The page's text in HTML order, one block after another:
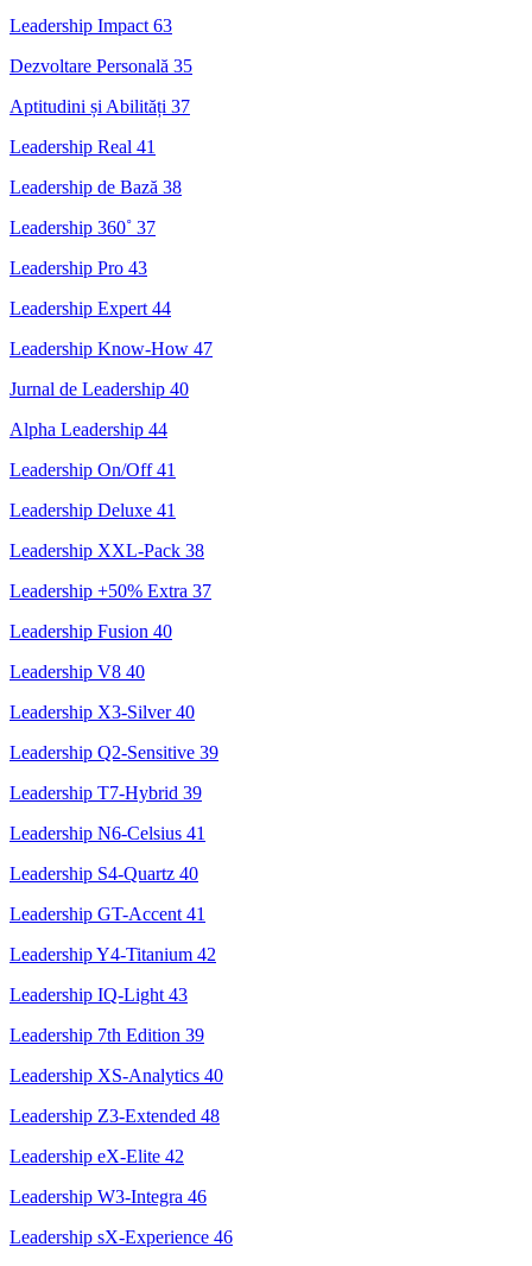
Leadership Impact 63
Dezvoltare Personală 35
Aptitudini și Abilități 37
Leadership Real 41
Leadership de Bază 38
Leadership 360˚ 37
Leadership Pro 43
Leadership Expert 44
Leadership Know-How 47
Jurnal de Leadership 40
Alpha Leadership 44
Leadership On/Off41
Leadership Deluxe 41
Leadership XXL-Pack 38
Leadership +50% Extra 37
Leadership Fusion 40
Leadership V8 40
Leadership X3-Silver40
Leadership Q2-Sensitive 39
Leadership T7-Hybrid 39
Leadership N6-Celsius 41
Leadership S4-Quartz 40
Leadership GT-Accent 41
Leadership Y4-Titanium 42
Leadership IQ-Light 43
Leadership 7th Edition 39
Leadership XS-Analytics 40
Leadership Z3-Extended 48
Leadership eX-Elite 42
Leadership W3-Integra 46
Leadership sX-Experience 46